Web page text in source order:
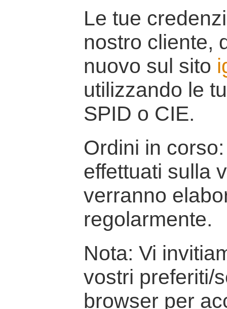
Le tue
nostro cliente,
nuovo sul sito
utilizzando le
SPID o CIE.
Ordini in
effettuati sulla
verranno
regolarmente.
Nota: Vi
vostri preferiti/
browser per